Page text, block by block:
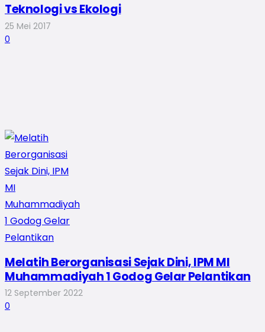
Teknologi vs Ekologi
25 Mei 2017
0
Melatih Berorganisasi Sejak Dini, IPM MI
Muhammadiyah 1 Godog Gelar Pelantikan
12 September 2022
0